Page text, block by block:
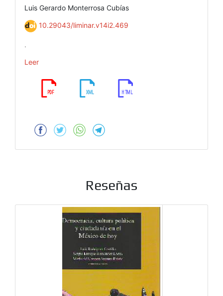
Luis Gerardo Monterrosa Cubías
10.29043/liminar.v14i2.469
.
Leer
Reseñas